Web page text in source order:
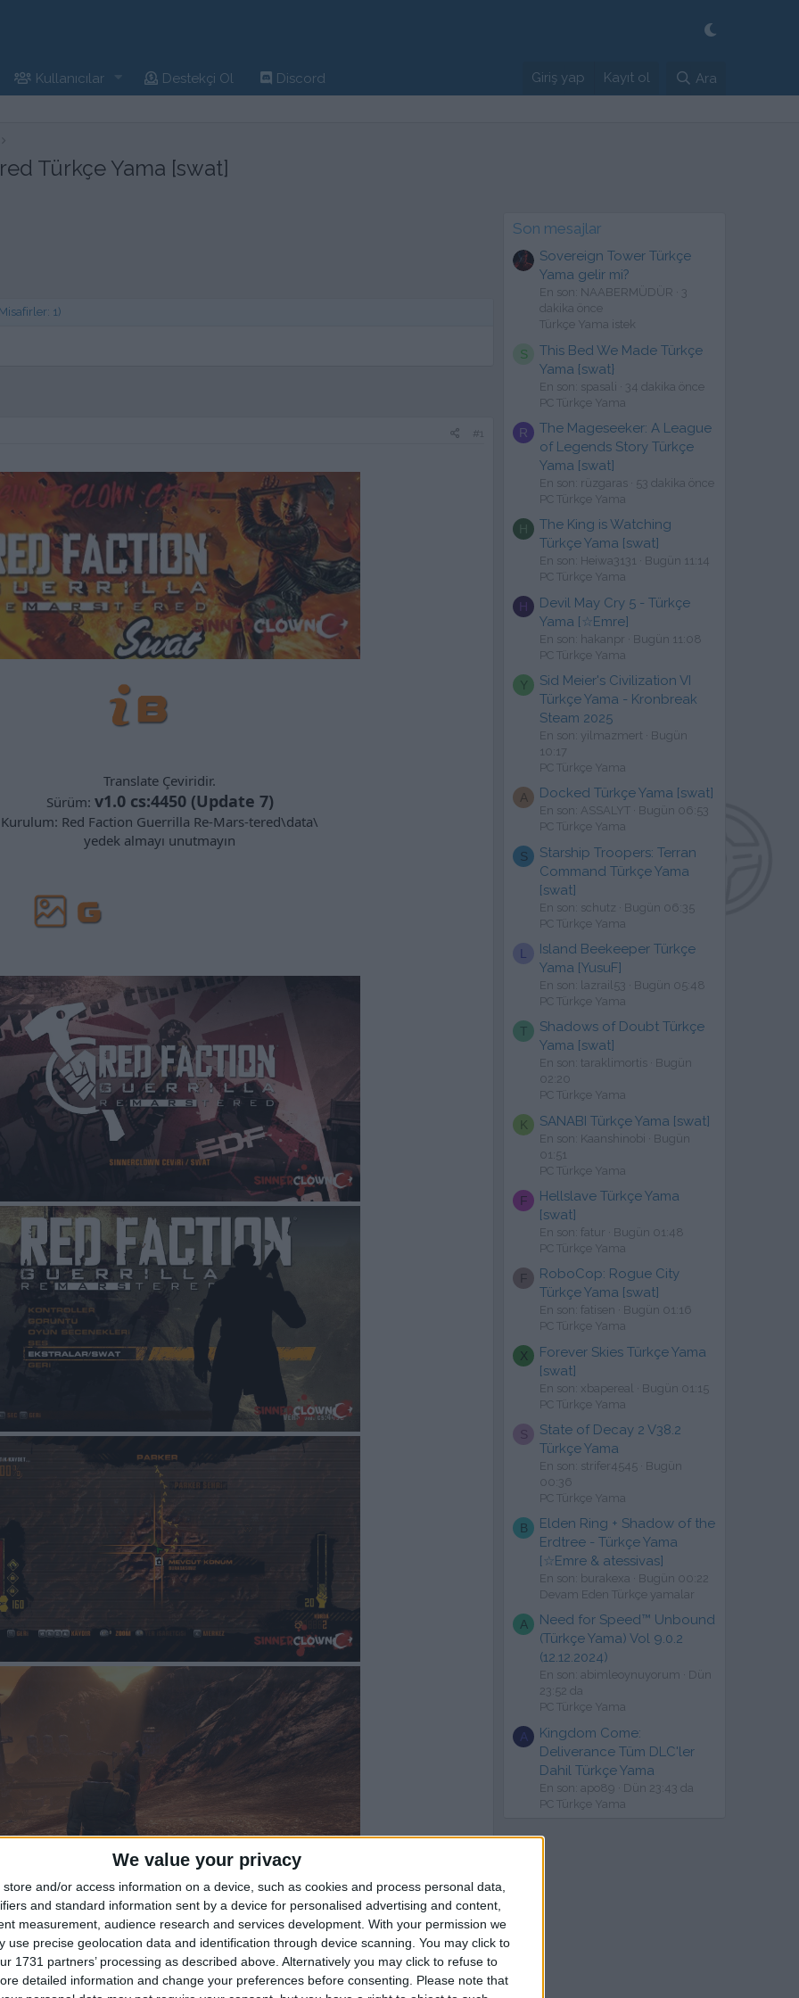
We value your privacy
store and/or access information on a device, such as cookies and process personal data,
and standard information sent by a device for personalised advertising and content,
measurement, audience research and services development. With your permission we
use precise geolocation data and identification through device scanning. You may click to
1731 partners’ processing as described above. Alternatively you may click to refuse to
detailed information and change your preferences before consenting.
Please note that
Kullanıcılar Destekçi Ol Discord Giriş yap Kayıt ol Ara
Türkçe Yama [swat]
1)
#1
Translate Çeviridir.
Sürüm: v1.0 cs:4450 (Update 7)
Kurulum: Red Faction Guerrilla Re-Mars-tered\data\
yedek almayı unutmayın
Son mesajlar
Sovereign Tower Türkçe
Yama gelir mi?
En son: NAABERMÜDÜR
3
dakika önce
Türkçe Yama istek
S
This Bed We Made Türkçe
Yama {swat}
En son: spasali
34 dakika önce
PC Türkçe Yama
R
The Mageseeker: A League
of Legends Story Türkçe
Yama [swat]
En son: rüzgaras
53 dakika önce
PC Türkçe Yama
The King is Watching
Türkçe Yama [swat]
En son: Heiwa3131
Bugün 11:14
PC Türkçe Yama
H
Devil May Cry 5 - Türkçe
Yama [☆Emre]
En son: hakanpr
Bugün 11:08
PC Türkçe Yama
Y
Sid Meier's Civilization VI
Türkçe Yama - Kronbreak
Steam 2025
En son: yilmazmert
Bugün
10:17
PC Türkçe Yama
A Docked Türkçe Yama [swat]
En son: ASSALYT
Bugün 06:53
PC Türkçe Yama
S
Starship Troopers: Terran
Command Türkçe Yama
[swat]
En son: schutz
Bugün 06:35
PC Türkçe Yama
L
Island Beekeeper Türkçe
Yama [YusuF]
En son: lazrail53
Bugün 05:48
PC Türkçe Yama
T
Shadows of Doubt Türkçe
Yama [swat]
En son: taraklimortis
Bugün
02:20
PC Türkçe Yama
K SANABI Türkçe Yama [swat]
En son: Kaanshinobi
Bugün
01:51
PC Türkçe Yama
F
Hellslave Türkçe Yama
[swat]
En son: fatur
Bugün 01:48
PC Türkçe Yama
F
RoboCop: Rogue City
Türkçe Yama [swat]
En son: fatisen
Bugün 01:16
PC Türkçe Yama
X
Forever Skies Türkçe Yama
[swat]
En son: xbapereal
Bugün 01:15
PC Türkçe Yama
State of Decay 2 V38.2
Türkçe Yama
En son: strifer4545
Bugün
00:36
PC Türkçe Yama
B
Elden Ring + Shadow of the
Erdtree - Türkçe Yama
[☆Emre & atessivas]
En son: burakexa
Bugün 00:22
Devam Eden Türkçe yamalar
A
Need for Speed™ Unbound
(Türkçe Yama) Vol 9.0.2
(12.12.2024)
En son: abimleoynuyorum
Dün
23:52 da
PC Türkçe Yama
A
Kingdom Come:
Deliverance Tüm DLC'ler
Dahil Türkçe Yama
En son: apo89
Dün 23:43 da
PC Türkçe Yama